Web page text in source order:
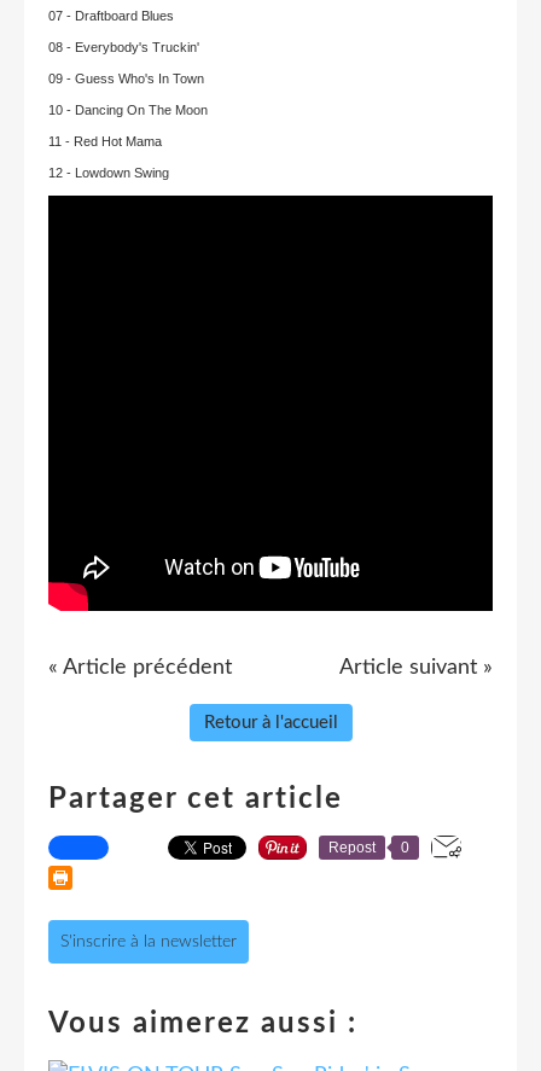
07 - Draftboard Blues
08 - Everybody's Truckin'
09 - Guess Who's In Town
10 - Dancing On The Moon
11 - Red Hot Mama
12 - Lowdown Swing
« Article précédent Article suivant »
Retour à l'accueil
Partager cet article
Repost 0
S'inscrire à la newsletter
Vous aimerez aussi :